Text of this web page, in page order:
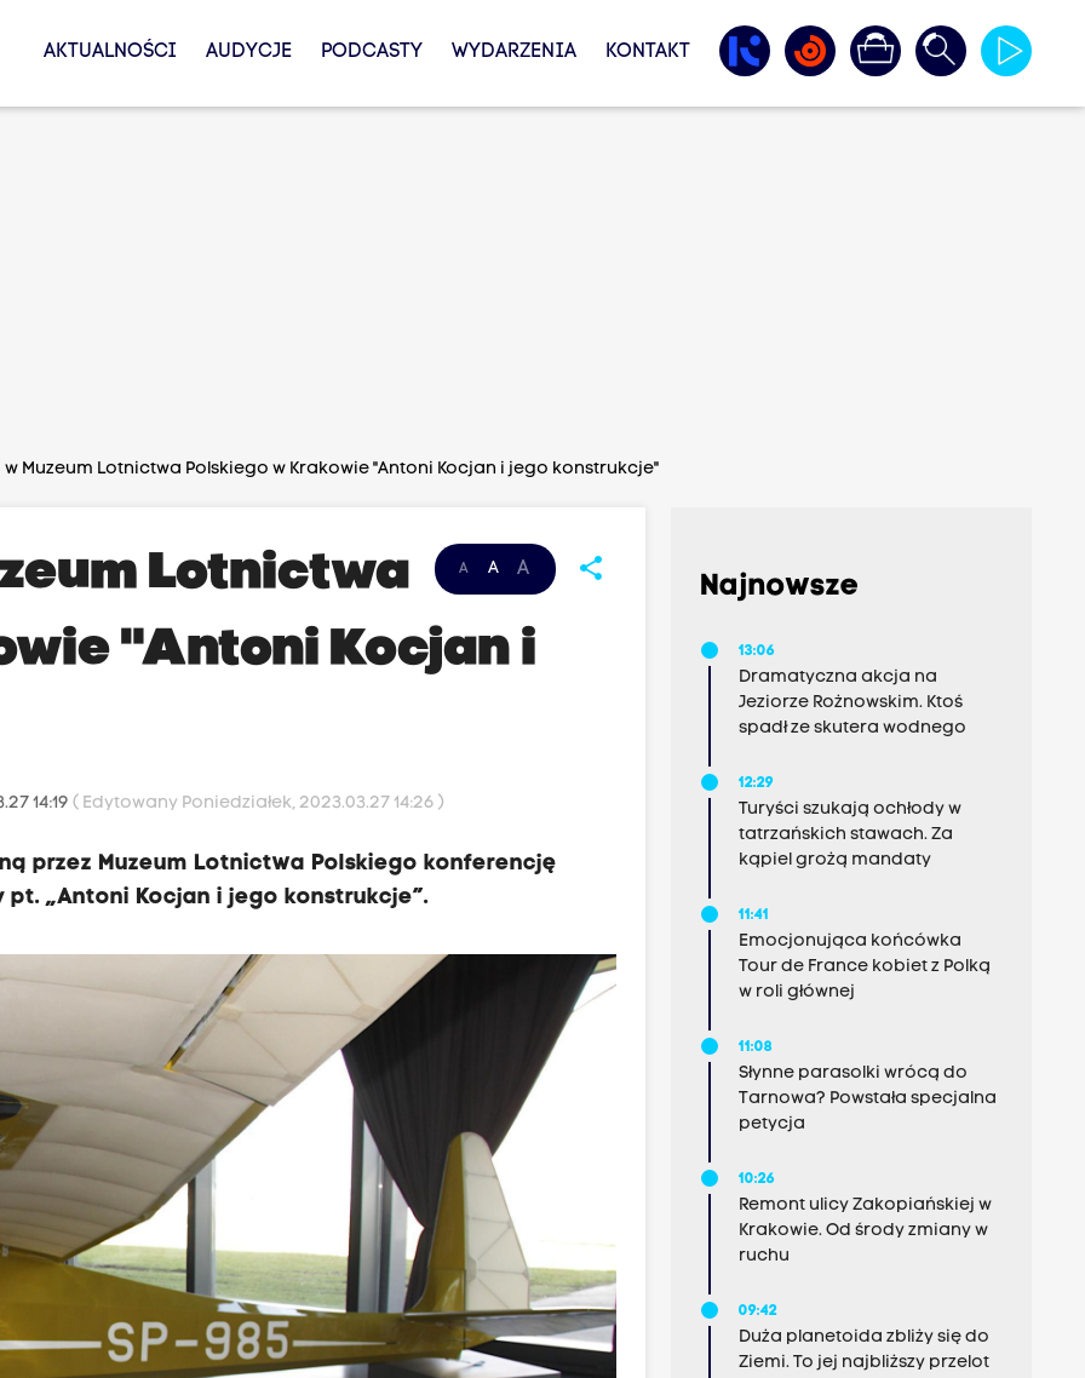
AKTUALNOŚCI AUDYCJE PODCASTY WYDARZENIA KONTAKT
Muzeum Lotnictwa Polskiego w Krakowie "Antoni Kocjan i jego konstrukcje"
A A A share
Lotnictwa
"Antoni Kocjan i
14:19( Edytowany Poniedziałek, 2023.03.27 14:26 )
przez Muzeum Lotnictwa Polskiego konferencję
„Antoni Kocjan i jego konstrukcje”.
Najnowsze
13:06
Dramatyczna akcja na
Jeziorze Rożnowskim. Ktoś
spadł ze skutera wodnego
12:29
Turyści szukają ochłody w
tatrzańskich stawach. Za
kąpiel grożą mandaty
11:41
Emocjonująca końcówka
Tour de France kobiet z Polką
w roli głównej
11:08
Słynne parasolki wrócą do
Tarnowa? Powstała specjalna
petycja
10:26
Remont ulicy Zakopiańskiej w
Krakowie. Od środy zmiany w
ruchu
09:42
Duża planetoida zbliży się do
Ziemi. To jej najbliższy przelot